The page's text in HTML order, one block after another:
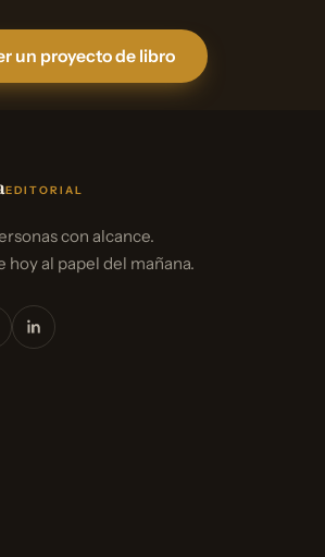
un proyecto de libro
EDITORIAL
con alcance.
hoy al papel del mañana.